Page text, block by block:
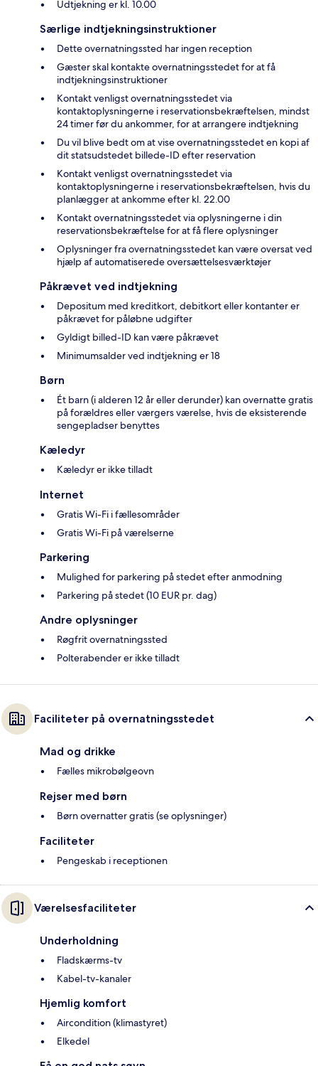
Udtjekning er kl. 10.00
Særlige indtjekningsinstruktioner
Dette overnatningssted har ingen reception
Gæster skal kontakte overnatningsstedet for at få
indtjekningsinstruktioner
Kontakt venligst overnatningsstedet via
kontaktoplysningerne i reservationsbekræftelsen, mindst
24 timer før du ankommer, for at arrangere indtjekning
Du vil blive bedt om at vise overnatningsstedet en kopi af
dit statsudstedet billede-ID efter reservation
Kontakt venligst overnatningsstedet via
kontaktoplysningerne i reservationsbekræftelsen, hvis du
planlægger at ankomme efter kl. 22.00
Kontakt overnatningsstedet via oplysningerne i din
reservationsbekræftelse for at få flere oplysninger
Oplysninger fra overnatningsstedet kan være oversat ved
hjælp af automatiserede oversættelsesværktøjer
Påkrævet ved indtjekning
Depositum med kreditkort, debitkort eller kontanter er
påkrævet for påløbne udgifter
Gyldigt billed-ID kan være påkrævet
Minimumsalder ved indtjekning er 18
Børn
Ét barn (i alderen 12 år eller derunder) kan overnatte gratis
på forældres eller værgers værelse, hvis de eksisterende
sengepladser benyttes
Kæledyr
Kæledyr er ikke tilladt
Internet
Gratis Wi-Fi i fællesområder
Gratis Wi-Fi på værelserne
Parkering
Mulighed for parkering på stedet efter anmodning
Parkering på stedet (10 EUR pr. dag)
Andre oplysninger
Røgfrit overnatningssted
Polterabender er ikke tilladt
Faciliteter på overnatningsstedet
Mad og drikke
Fælles mikrobølgeovn
Rejser med børn
Børn overnatter gratis (se oplysninger)
Faciliteter
Pengeskab i receptionen
Værelsesfaciliteter
Underholdning
Fladskærms-tv
Kabel-tv-kanaler
Hjemlig komfort
Aircondition (klimastyret)
Elkedel